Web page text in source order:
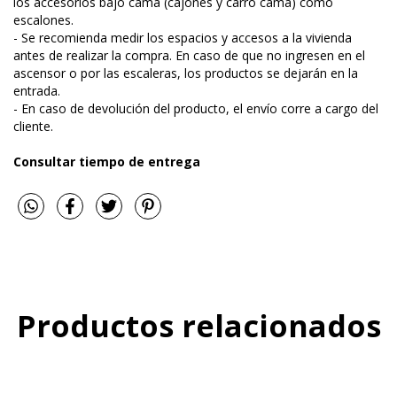
escalones.
- Se recomienda medir los espacios y accesos a la vivienda
antes de realizar la compra. En caso de que no ingresen en el
ascensor o por las escaleras, los productos se dejarán en la
entrada.
- En caso de devolución del producto, el envío corre a cargo del
cliente.
Consultar tiempo de entrega
Productos relacionados